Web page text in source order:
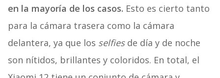
en la mayoría de los casos. Esto es cierto tanto
para la cámara trasera como la cámara
delantera, ya que los selfies de día y de noche
son nítidos, brillantes y coloridos. En total, el